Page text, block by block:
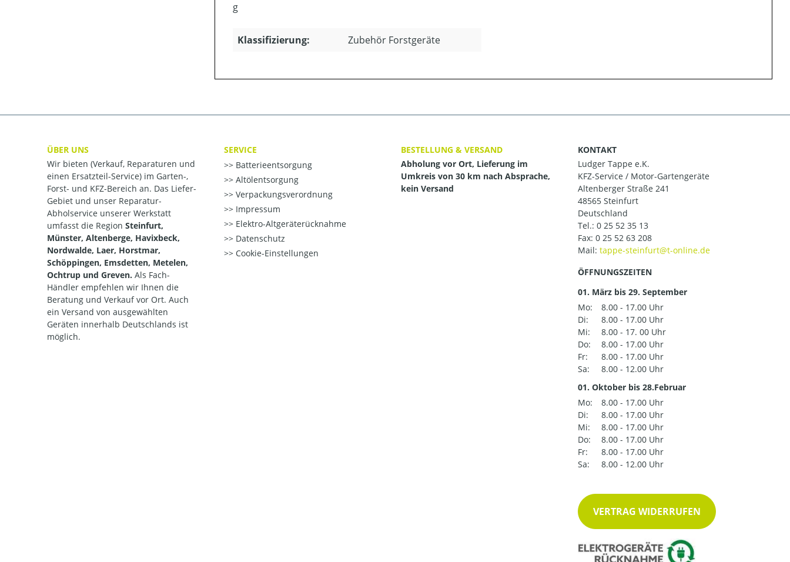
g
Klassifizierung: Zubehör Forstgeräte
ÜBER UNS
Wir bieten (Verkauf, Reparaturen und
einen Ersatzteil-Service) im Garten-,
Forst- und KFZ-Bereich an. Das Liefer-
Gebiet und unser Reparatur-
Abholservice unserer Werkstatt
umfasst die Region Steinfurt,
Münster, Altenberge, Havixbeck,
Nordwalde, Laer, Horstmar,
Schöppingen, Emsdetten, Metelen,
Ochtrup und Greven. Als Fach-
Händler empfehlen wir Ihnen die
Beratung und Verkauf vor Ort. Auch
ein Versand von ausgewählten
Geräten innerhalb Deutschlands ist
möglich.
SERVICE
Batterieentsorgung
Altölentsorgung
Verpackungsverordnung
Impressum
Elektro-Altgeräterücknahme
Datenschutz
Cookie-Einstellungen
BESTELLUNG & VERSAND
Abholung vor Ort, Lieferung im
Umkreis von 30 km nach Absprache,
kein Versand
KONTAKT
Ludger Tappe e.K.
KFZ-Service / Motor-Gartengeräte
Altenberger Straße 241
48565 Steinfurt
Deutschland
Tel.: 0 25 52 35 13
Fax: 0 25 52 63 208
Mail:
ÖFFNUNGSZEITEN
01. März bis 29. September
Mo:
8.00 - 17.00 Uhr
Di:
8.00 - 17.00 Uhr
Mi:
8.00 - 17. 00 Uhr
Do:
8.00 - 17.00 Uhr
Fr:
8.00 - 17.00 Uhr
Sa:
8.00 - 12.00 Uhr
01. Oktober bis 28.Februar
Mo:
8.00 - 17.00 Uhr
Di:
8.00 - 17.00 Uhr
Mi:
8.00 - 17.00 Uhr
Do:
8.00 - 17.00 Uhr
Fr:
8.00 - 17.00 Uhr
Sa:
8.00 - 12.00 Uhr
VERTRAG WIDERRUFEN